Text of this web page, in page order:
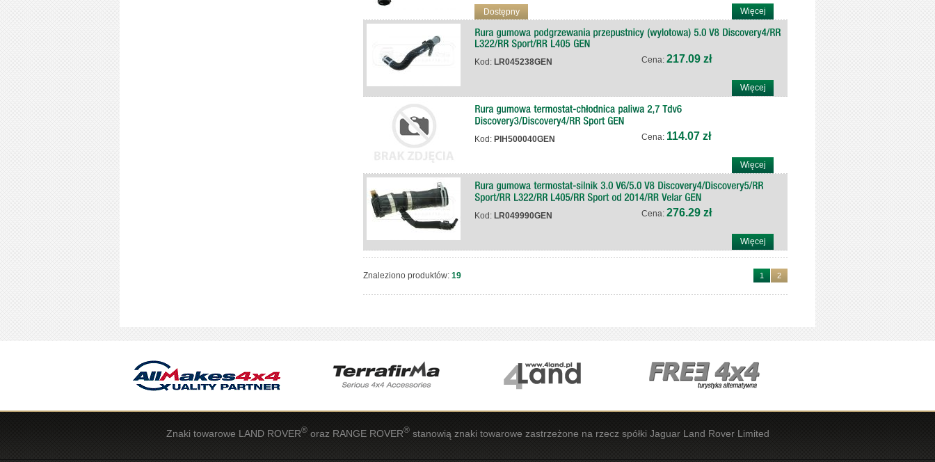
Dostępny Więcej
Kod: LR045238GEN Cena: 217.09 zł
Więcej
Kod: PIH500040GEN Cena: 114.07 zł
Więcej
Kod: LR049990GEN Cena: 276.29 zł
Więcej
Znaleziono produktów: 19 1 2
Znaki towarowe LAND ROVER®oraz RANGE ROVER®stanowią znaki towarowe zastrzeżone na rzecz spółki Jaguar Land Rover Limited